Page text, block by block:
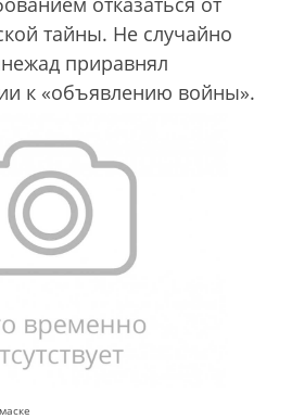
тайны. Не случайно
приравнял
к «объявлению войны».